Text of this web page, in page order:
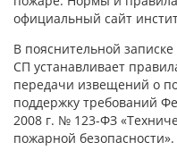
официальный сайт
В пояснительной записке
СП устанавливает
передачи извещений о
поддержку требований
2008 г. № 123-ФЗ
пожарной безопасности».